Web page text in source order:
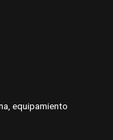
equipamiento